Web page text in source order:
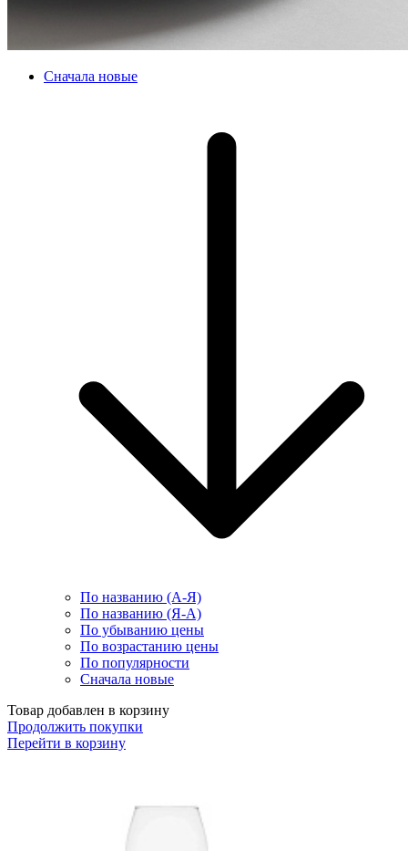
Сначала новые
По названию (А-Я)
По названию (Я-А)
По убыванию цены
По возрастанию цены
По популярности
Сначала новые
Товар добавлен в корзину
Продолжить покупки
Перейти в корзину